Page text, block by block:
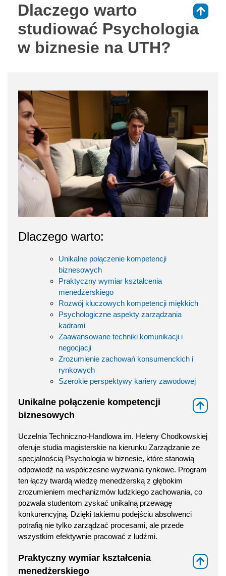
Dlaczego warto
studiować Psychologia
w biznesie na UTH?
Dlaczego warto:
Unikalne połączenie kompetencji
biznesowych
Praktyczny wymiar kształcenia
menedżerskiego
Rozwój kluczowych kompetencji miękkich
Psychologiczne aspekty zarządzania
kadrami
Zaawansowane techniki komunikacji i
negocjacji
Zrozumienie zachowań konsumenckich i
rynkowych
Szerokie perspektywy kariery zawodowej
Unikalne połączenie kompetencji
biznesowych
Uczelnia Techniczno-Handlowa im. Heleny Chodkowskiej
oferuje studia magisterskie na kierunku Zarządzanie ze
specjalnością Psychologia w biznesie, które stanowią
odpowiedź na współczesne wyzwania rynkowe. Program
ten łączy twardą wiedzę menedżerską z głębokim
zrozumieniem mechanizmów ludzkiego zachowania, co
pozwala studentom zyskać unikalną przewagę
konkurencyjną. Dzięki takiemu podejściu absolwenci
potrafią nie tylko zarządzać procesami, ale przede
wszystkim efektywnie pracować z ludźmi.
Praktyczny wymiar kształcenia
menedżerskiego